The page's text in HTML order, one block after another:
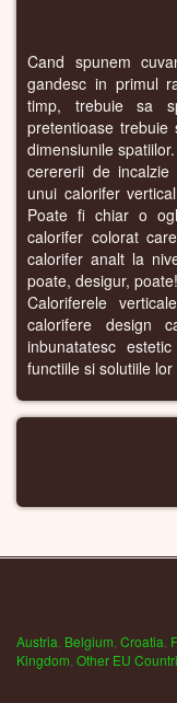
Cand spunem
gandesc in primul
timp, trebuie sa
pretentioase
dimensiunile
cerererii de
unui calorifer
Poate fi chiar o
calorifer colorat
calorifer analt la
poate, desigur,
Caloriferele
calorifere design
inbunatatesc
functiile si solutiile lor
Austria Belgium Croatia
Kingdom Other EU